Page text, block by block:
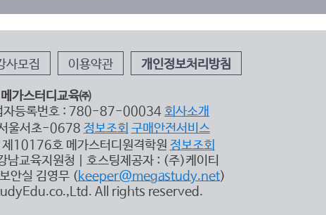
사모집 이용약관 개인정보처리방침
메가스터디교육㈜
자등록번호 : 780-87-00034회사소개
울서초-0678 정보조회 구매안전서비스
제10176호 메가스터디원격학원 정보조회
남교육지원청 | 호스팅제공자 : (주)케이티
안실 김영무 ( keeper@megastudy.net)
All rights reserved.